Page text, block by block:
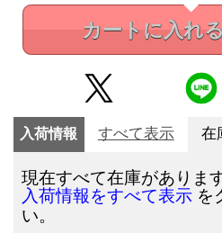
カートに入れる
入荷情報 すべて表示 在
現在すべて在庫があります
入荷情報をすべて表示 を
い。